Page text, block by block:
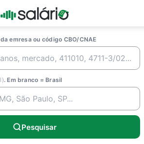
emresa ou código CBO/CNAE
. Em branco = Brasil
Pesquisar